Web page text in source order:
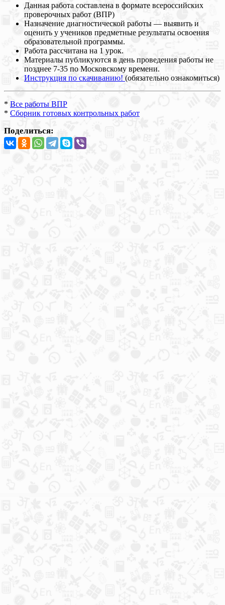
Данная работа составлена в формате всероссийских
проверочных работ (ВПР)
Назначение диагностической работы — выявить и
оценить у учеников предметные результаты освоения
образовательной программы.
Работа рассчитана на 1 урок.
Материалы публикуются в день проведения работы не
позднее 7-35 по Московскому времени.
Инструкция по скачиванию! (обязательно ознакомиться)
* Все работы ВПР
* Сборник готовых контрольных работ
Поделиться: